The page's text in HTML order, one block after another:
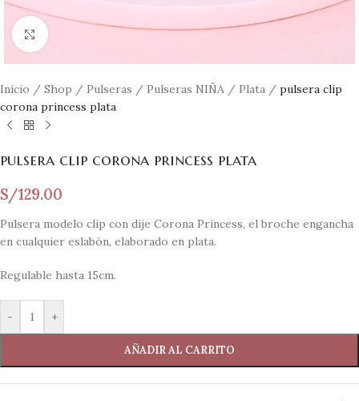
Clic para ampliar
Inicio / Shop / Pulseras / Pulseras NIÑA / Plata / pulsera clip
corona princess plata
pulsera clip corona princess plata
S/129.00
Pulsera modelo clip con dije Corona Princess, el broche engancha
en cualquier eslabón, elaborado en plata.
Regulable hasta 15cm.
- +
AÑADIR AL CARRITO